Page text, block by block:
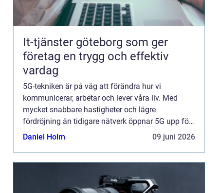
It-tjänster göteborg som ger
företag en trygg och effektiv
vardag
5G-tekniken är på väg att förändra hur vi
kommunicerar, arbetar och lever våra liv. Med
mycket snabbare hastigheter och lägre
fördröjning än tidigare nätverk öppnar 5G upp för
helt ny...
Daniel Holm 09 juni 2026